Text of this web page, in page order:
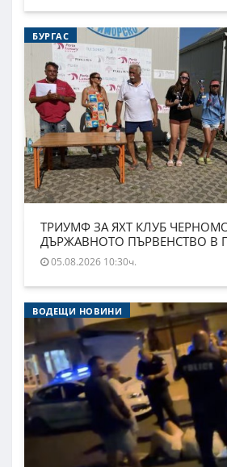
БУРГАС
ТРИУМФ ЗА ЯХТ КЛУБ
ДЪРЖАВНОТО ПЪРВЕНСТВО В
05.08.2026 10:30ч.
ВОДЕЩИ НОВИНИ